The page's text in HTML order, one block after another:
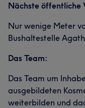
Nächste öffentliche
Nur wenige Meter
Bushaltestelle
Das Team:
Das Team um
ausgebildeten
weiterbilden und